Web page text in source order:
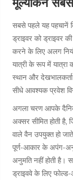
सबसे पहले यह पहचानें
ड्राइवर को ड्राइवर
करने के लिए अलग
यात्री के रूप में यात्रा
स्थान और देखभालकर्ता
सीधे आवश्यक प्रवेश
अगला चरण आपके दैनिक
अक्सर सीमित होती
वाले वैन उपयुक्त हो
पूर्ण-आकार के अपंग-
अनुमति नहीं होती है।
ड्राइववे के लिए